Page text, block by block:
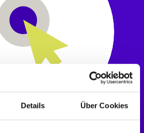
Details Über Cookies